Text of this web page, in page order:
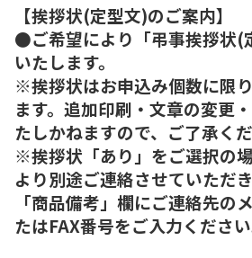
【挨拶状(定型文)のご案内】
●ご希望により「弔事挨拶状(
いたします。
※挨拶状はお申込み個数に限
ます。追加印刷・文章の変更
たしかねますので、ご了承くだ
※挨拶状「あり」をご選択の
より別途ご連絡させていただ
「商品備考」欄にご連絡先の
たはFAX番号をご入力ください